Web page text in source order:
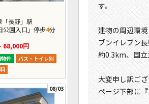
「長野」駅
公園入口」停歩4分
68,000円
物件
バス・トイレ別
08/03
す。
建物の周辺環
ブンイレブン
約0.3km、国立
大変申し訳ご
ページ下部に